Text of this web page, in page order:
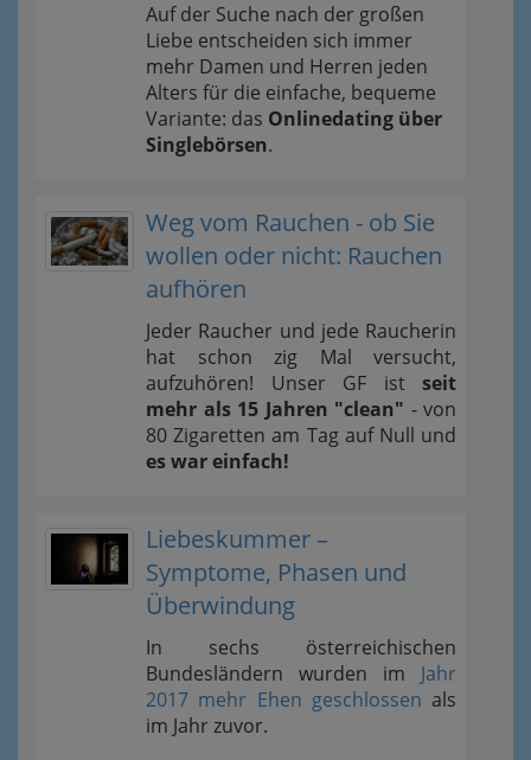
Auf der Suche nach der großen
Liebe entscheiden sich immer
mehr Damen und Herren jeden
Alters für die einfache, bequeme
Variante: das Onlinedating über
Singlebörsen.
Weg vom Rauchen - ob Sie
wollen oder nicht: Rauchen
aufhören
Jeder Raucher und jede Raucherin
hat schon zig Mal versucht,
aufzuhören! Unser GF ist seit
mehr als 15 Jahren "clean" - von
80 Zigaretten am Tag auf Null und
es war einfach!
Liebeskummer –
Symptome, Phasen und
Überwindung
In sechs österreichischen
Bundesländern wurden im Jahr
2017 mehr Ehen geschlossen als
im Jahr zuvor.